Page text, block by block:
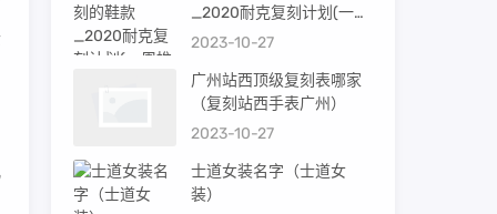
_2020耐克复刻计划(一周
推荐)
2023-10-27
广州站西顶级复刻表哪家
（复刻站西手表广州）
2023-10-27
士道女装名字（士道女
装）